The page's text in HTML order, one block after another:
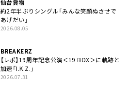
仙台貨物
約2年半ぶりシングル「みんな笑顔ぬさせで
あげだい」
2026.08.05
BREAKERZ
【レポ】19周年記念公演＜19 BOX＞に軌跡と
加速「I.K.Z.」
2026.07.31